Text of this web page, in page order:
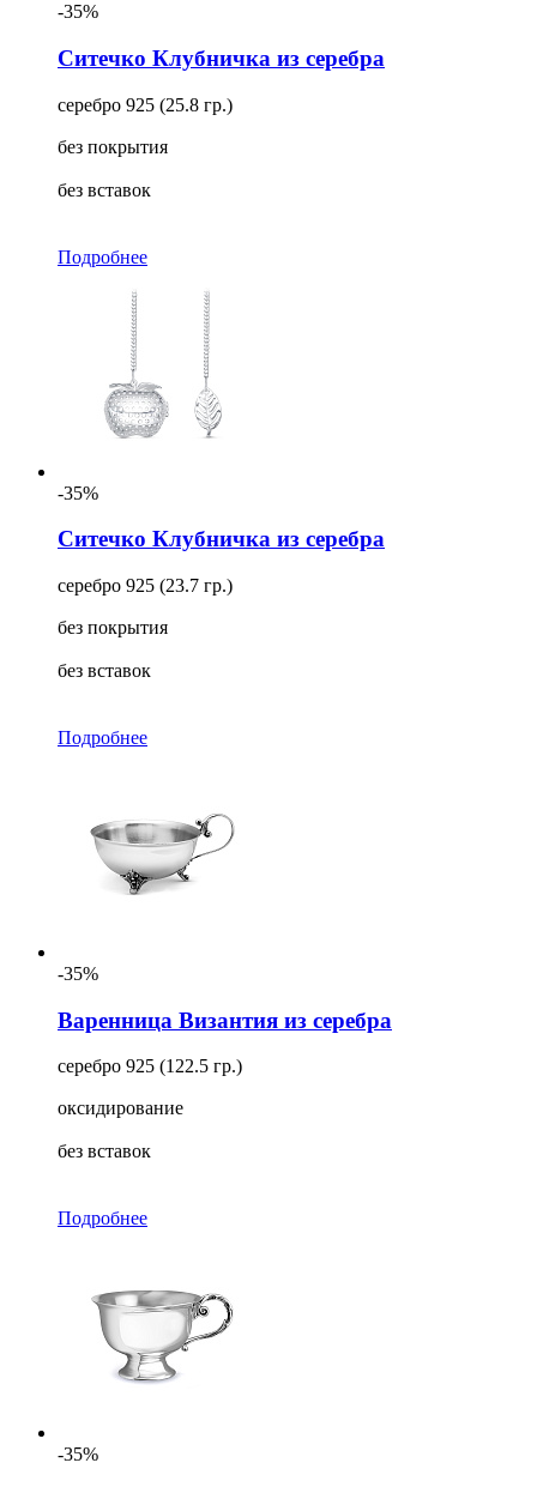
-35%
Ситечко Клубничка из серебра
серебро 925 (25.8 гр.)
без покрытия
без вставок
Подробнее
-35%
Ситечко Клубничка из серебра
серебро 925 (23.7 гр.)
без покрытия
без вставок
Подробнее
-35%
Варенница Византия из серебра
серебро 925 (122.5 гр.)
оксидирование
без вставок
Подробнее
-35%